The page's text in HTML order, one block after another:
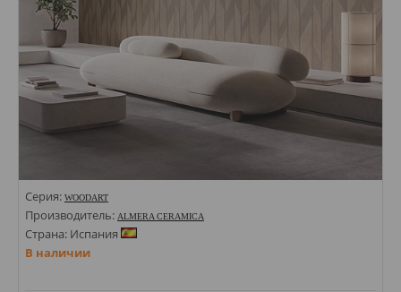
Серия: WOODART
Производитель: ALMERA CERAMICA
Страна: Испания
В наличии